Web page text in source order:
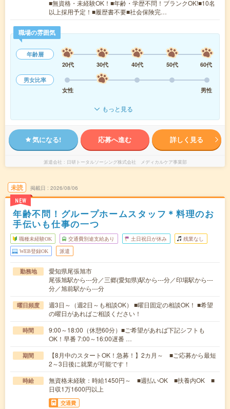
■無資格・未経験OK！■年齢・学歴不問！ブランクOK!■10名
以上採用予定！■履歴書不要■社会保険完…
職場の雰囲気
年齢層
20代
30代 40代 50代
60代
男女比率
女性
男性
もっと見る
気になる! 応募へ進む 詳しく見る
派遣会社 日研トータルソーシング株式会社 メディカルケア事業部
未読
NEW
掲載日 2026/08/06
年齢不問！グループホームスタッフ＊料理のお
手伝いも仕事の一つ
職種未経験OK 交通費別途支給あり 土日祝日が休み 残業なし
WEB登録OK 派遣
勤務地
愛知県尾張旭市
尾張旭駅から---分／三郷(愛知県)駅から---分／印場駅から---
分／旭前駅から---分
曜日頻度
週3日～（週2日～も相談OK） ■曜日固定の相談OK！ ■希望
の曜日があればご相談ください！
時間
9:00～18:00（休憩60分）■ご希望があれば下記シフトも
OK！早番 7:00～16:00遅番 …
期間
【8月中のスタートOK！急募！】2カ月～ ■ご応募から最短
2～3日後に就業が可能です！
時給
無資格未経験：時給1450円～ ■週払いOK ■扶養内OK ■
日収1万1600円以上
交通費